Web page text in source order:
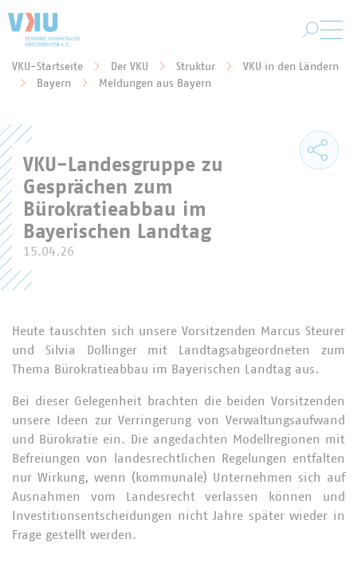
Sie befinden sich hier:
VKU-Startseite Der VKU Struktur
VKU in den Ländern
Bayern
Meldungen aus Bayern
VKU-Landesgruppe zu
Gesprächen zum
Bürokratieabbau im
Bayerischen Landtag
15.04.26
Heute tauschten sich unsere Vorsitzenden Marcus Steurer
und Silvia Dollinger mit Landtagsabgeordneten zum
Thema Bürokratieabbau im Bayerischen Landtag aus.
Bei dieser Gelegenheit brachten die beiden Vorsitzenden
unsere Ideen zur Verringerung von Verwaltungsaufwand
und Bürokratie ein. Die angedachten Modellregionen mit
Befreiungen von landesrechtlichen Regelungen entfalten
nur Wirkung, wenn (kommunale) Unternehmen sich auf
Ausnahmen vom Landesrecht verlassen können und
Investitionsentscheidungen nicht Jahre später wieder in
Frage gestellt werden.